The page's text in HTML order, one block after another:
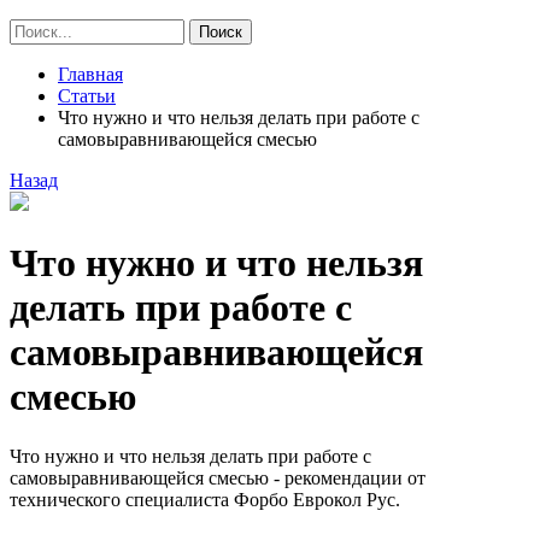
Главная
Статьи
Что нужно и что нельзя делать при работе с
самовыравнивающейся смесью
Назад
Что нужно и что нельзя
делать при работе с
самовыравнивающейся
смесью
Что нужно и что нельзя делать при работе с
самовыравнивающейся смесью - рекомендации от
технического специалиста Форбо Еврокол Рус.